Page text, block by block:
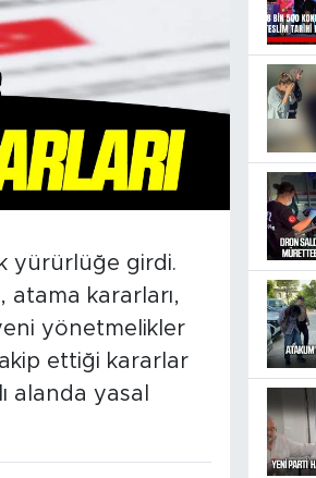
yürürlüğe girdi.
atama kararları,
yönetmelikler
ettiği kararlar
alanda yasal